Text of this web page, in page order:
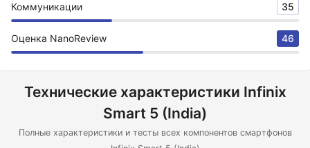
Коммуникации 35
Оценка NanoReview 46
Технические характеристики Infinix
Smart 5 (India)
Полные характеристики и тесты всех компонентов смартфонов